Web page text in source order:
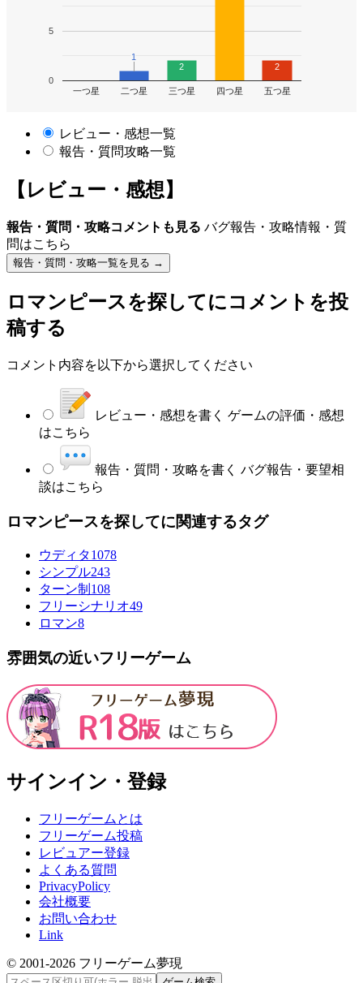
一つ星 二つ星 三つ星 四つ星 五つ星
0
5
1
1
2
2
レビュー・感想一覧
報告・質問攻略一覧
【レビュー・感想】
報告・質問・攻略コメントも見る バグ報告・攻略情報・質
問はこちら
報告・質問・攻略一覧を見る →
ロマンピースを探してにコメントを投
稿する
コメント内容を以下から選択してください
レビュー・感想を書く ゲームの評価・感想
はこちら
報告・質問・攻略を書く バグ報告・要望相
談はこちら
ロマンピースを探してに関連するタグ
ウディタ1078
シンプル243
ターン制 108
フリーシナリオ49
ロマン8
雰囲気の近いフリーゲーム
サインイン・登録
フリーゲームとは
フリーゲーム投稿
レビュアー登録
よくある質問
PrivacyPolicy
会社概要
お問い合わせ
Link
© 2001-2026 フリーゲーム夢現